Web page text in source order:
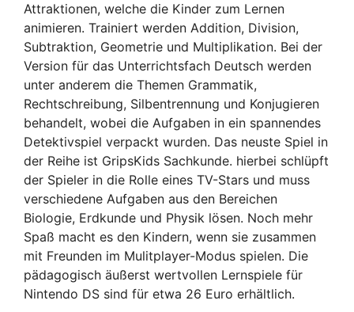
Attraktionen, welche die Kinder zum Lernen
animieren. Trainiert werden Addition, Division,
Subtraktion, Geometrie und Multiplikation. Bei der
Version für das Unterrichtsfach Deutsch werden
unter anderem die Themen Grammatik,
Rechtschreibung, Silbentrennung und Konjugieren
behandelt, wobei die Aufgaben in ein spannendes
Detektivspiel verpackt wurden. Das neuste Spiel in
der Reihe ist GripsKids Sachkunde. hierbei schlüpft
der Spieler in die Rolle eines TV-Stars und muss
verschiedene Aufgaben aus den Bereichen
Biologie, Erdkunde und Physik lösen. Noch mehr
Spaß macht es den Kindern, wenn sie zusammen
mit Freunden im Mulitplayer-Modus spielen. Die
pädagogisch äußerst wertvollen Lernspiele für
Nintendo DS sind für etwa 26 Euro erhältlich.